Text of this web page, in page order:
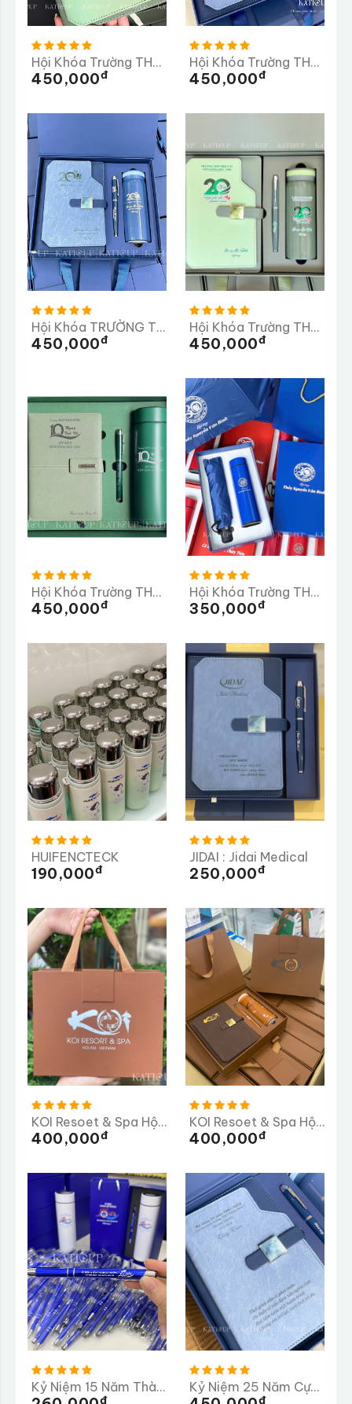
Hội Khóa Trường THPT Bán Krông Pầk
450,000Đ
Hội Khóa Trường THPT Bình MInh
450,000Đ
Hội Khóa TRƯỜNG THPT CƯ JÚT
450,000Đ
Hội Khóa Trường THPT Đội Cấn
450,000Đ
Hội Khóa Trường THPT HÀM RÔNG
450,000Đ
Hội Khóa Trường THPT Số 2 Nghĩa Hành Quảng Ngãi
350,000Đ
HUIFENCTECK
190,000Đ
JIDAI : Jidai Medical
250,000Đ
KOI Resoet & Spa Hội An
400,000Đ
KOI Resoet & Spa Hội An Lần 2
400,000Đ
Kỷ Niệm 15 Năm Thành Lập Trường Tiểu Học Ngọc Linh
Đ
Kỷ Niệm 25 Năm Cựu Học Sinh Trường THPT Thống Nhất A
Đ